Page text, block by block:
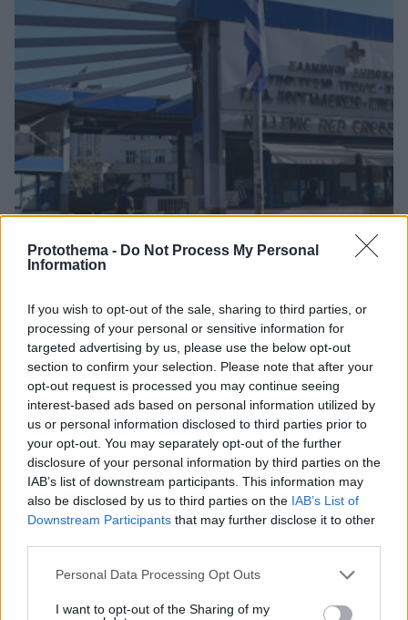
Protothema - Do Not Process My Personal
Information
If you wish to opt-out of the sale, sharing to third parties, or
processing of your personal or sensitive information for
targeted advertising by us, please use the below opt-out
section to confirm your selection. Please note that after your
opt-out request is processed you may continue seeing
interest-based ads based on personal information utilized by
us or personal information disclosed to third parties prior to
your opt-out. You may separately opt-out of the further
disclosure of your personal information by third parties on the
IAB’s list of downstream participants. This information may
also be disclosed by us to third parties on the IAB’s List of
Downstream Participants that may further disclose it to other
Please note that this website/app uses one or more Google
not limited to your visit or usage behaviour. You may click to
Personal Data Processing Opt Outs
I want to opt-out of the Sharing of my
Ασθενής ξυλοκόπησε νοσηλεύτρια στα Επείγοντα
του Ερυθρού Σταυρού, την άρπαξε από τα μαλλιά
και τη χτύπησε σε πόρτες - Τι καταγγέλλει η
09.08.2026, 10:51